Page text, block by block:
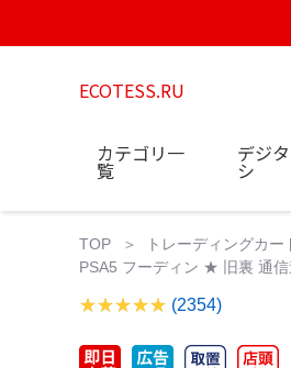
ECOTESS.RU
カテゴリ一
覧
デジ
シ
TOP トレーディングカー
PSA5 フーディン ★ 旧裏 通
(2354)